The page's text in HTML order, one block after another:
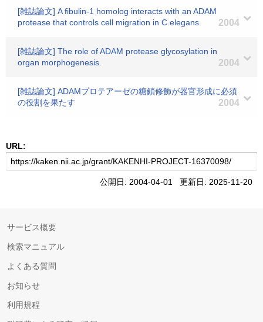
[雑誌論文] A fibulin-1 homolog interacts with an ADAM
protease that controls cell migration in C.elegans.
2004
[雑誌論文] The role of ADAM protease glycosylation in
organ morphogenesis.
2004
[雑誌論文] ADAMプロテアーゼの糖鎖修飾が器官形成に必須
の役割を果たす
2004
URL:
公開日: 2004-04-01 更新日: 2025-11-20
サービス概要
検索マニュアル
よくある質問
お知らせ
利用規程